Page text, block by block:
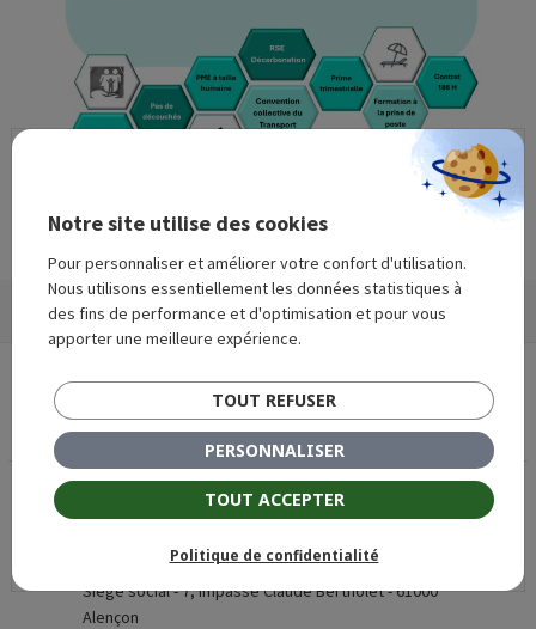
Publié
4 juin 2026
Taille
réelle
1448 × 2048
Navigation
l’article
OFFRE D’EMPLOI – Chauffeurs
Ampliroll (H/F) – Secteur Falaise – CDI
Siège social - 7, impasse Claude Bertholet - 61000
Alençon
Notre site utilise des cookies
Pour personnaliser et améliorer votre confort d'utilisation.
Nous utilisons essentiellement les données statistiques à
des fins de performance et d'optimisation et pour vous
apporter une meilleure expérience.
TOUT ACCEPTER
TOUT REFUSER
PERSONNALISER
Politique de confidentialité